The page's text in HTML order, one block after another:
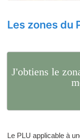
Les zones du
J'obtiens le
Le PLU applicable à